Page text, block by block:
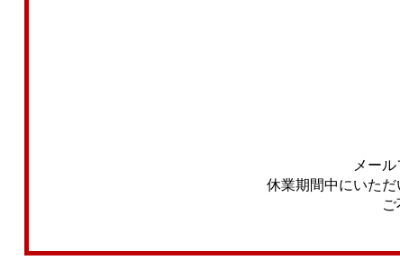
メー
休業期間中にいた